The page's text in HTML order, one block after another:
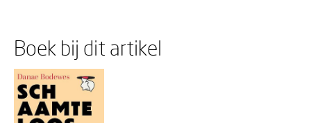
Boek bij dit artikel